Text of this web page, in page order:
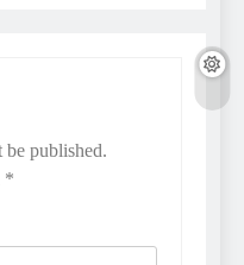
published.
*